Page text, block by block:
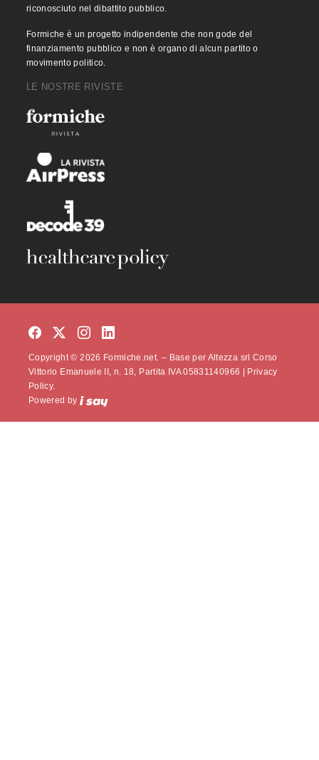
riconosciuto nel dibattito pubblico.
Formiche è un progetto indipendente che non gode del
finanziamento pubblico e non è organo di alcun partito o
movimento politico.
LE NOSTRE RIVISTE
Copyright © 2026 Formiche.net. – Base per Altezza srl Corso
Vittorio Emanuele II, n. 18, Partita IVA 05831140966 |
Privacy
Policy.
Powered by